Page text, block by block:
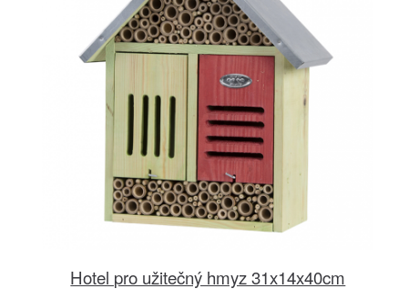
Hotel pro užitečný hmyz 31x14x40cm